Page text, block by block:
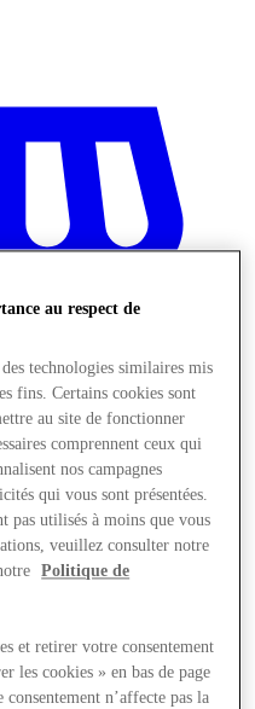
au respect de
technologies similaires mis
fins. Certains cookies sont
au site de fonctionner
comprennent ceux qui
nos campagnes
qui vous sont présentées.
pas utilisés à moins que vous
veuillez consulter notre
Politique de
et retirer votre consentement
les cookies » en bas de page
n’affecte pas la